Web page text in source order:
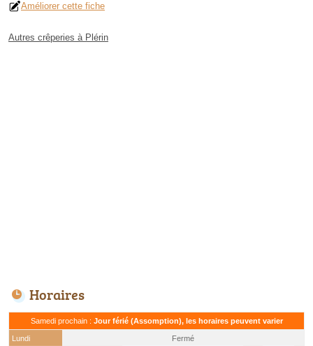
Améliorer cette fiche
Autres crêperies à Plérin
Horaires
Samedi prochain : Jour férié (Assomption), les horaires peuvent varier
Lundi
Fermé